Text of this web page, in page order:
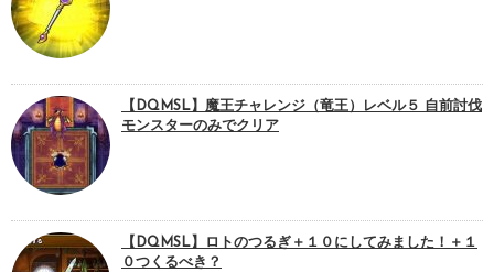
【DQMSL】魔王チャレンジ（竜王）レベル５ 自前討伐
モンスターのみでクリア
【DQMSL】ロトのつるぎ＋１０にしてみました！＋１
０つくるべき？